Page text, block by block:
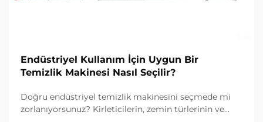
Endüstriyel Kullanım İçin Uygun Bir
Temizlik Makinesi Nasıl Seçilir?
Doğru endüstriyel temizlik makinesini seçmede mi
zorlanıyorsunuz? Kirleticilerin, zemin türlerinin ve